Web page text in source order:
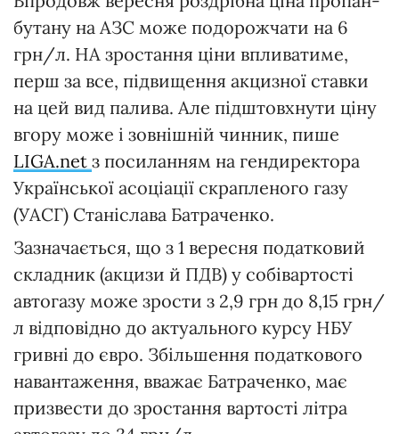
бутану на АЗС може подорожчати на 6
грн/л. НА зростання ціни впливатиме,
перш за все, підвищення акцизної ставки
на цей вид палива. Але підштовхнути ціну
вгору може і зовнішній чинник, пише
LIGA.net з посиланням на гендиректора
Української асоціації скрапленого газу
(УАСГ) Станіслава Батраченко.
Зазначається, що з 1 вересня податковий
складник (акцизи й ПДВ) у собівартості
автогазу може зрости з 2,9 грн до 8,15 грн/
л відповідно до актуального курсу НБУ
гривні до євро. Збільшення податкового
навантаження, вважає Батраченко, має
призвести до зростання вартості літра